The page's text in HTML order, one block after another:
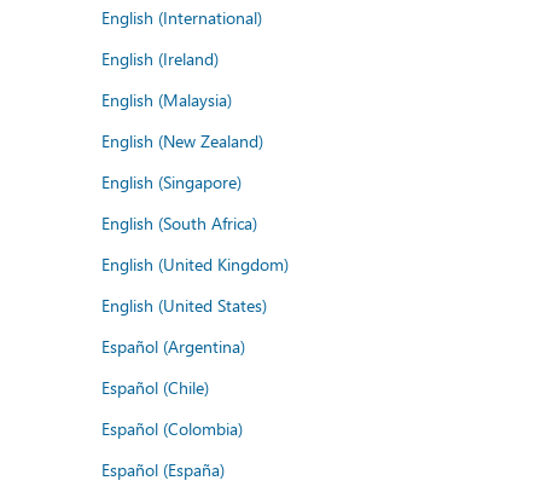
English (International)
English (Ireland)
English (Malaysia)
English (New Zealand)
English (Singapore)
English (South Africa)
English (United Kingdom)
English (United States)
Español (Argentina)
Español (Chile)
Español (Colombia)
Español (España)